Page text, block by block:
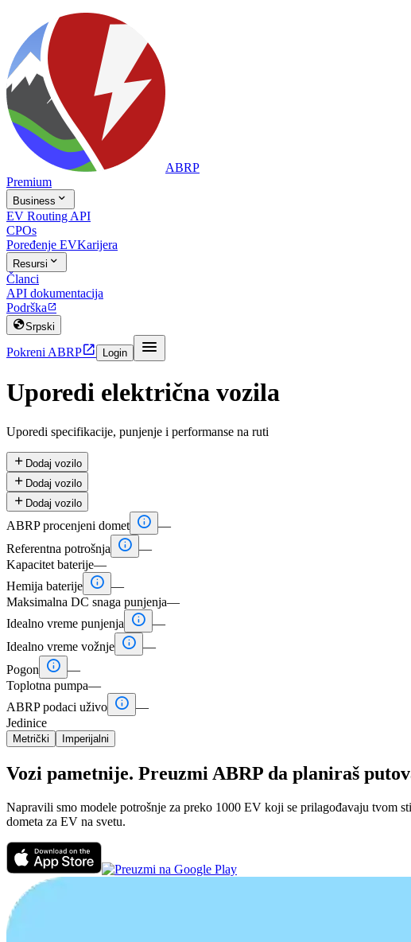
ABRP
Premium
Business 
EV Routing API
CPOs
Poređenje EVKarijera
Resursi 
Članci
API dokumentacija
Podrška 
Srpski
Pokreni ABRP Login 
Uporedi električna vozila
Uporedi specifikacije, punjenje i performanse na ruti
 Dodaj vozilo
 Dodaj vozilo
 Dodaj vozilo
ABRP procenjeni domet  —
Referentna potrošnja
 —
Kapacitet baterije—
Hemija baterije  —
Maksimalna DC snaga punjenja—
Idealno vreme punjenja
 —
Idealno vreme vožnje  —
Pogon
 —
Toplotna pumpa—
ABRP podaci uživo  —
Jedinice
Metrički Imperijalni
Vozi pametnije. Preuzmi ABRP da planiraš
Napravili smo modele potrošnje za preko 1000 EV koji se prilagođavaju tvom
dometa za EV na svetu.